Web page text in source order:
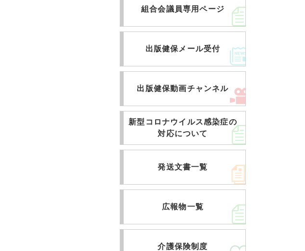
組合会議員専用ページ
出版健保メール受付
出版健保動画チャンネル
新型コロナウイルス感染症の
対応について
発送文書一覧
広報物一覧
介護保険制度